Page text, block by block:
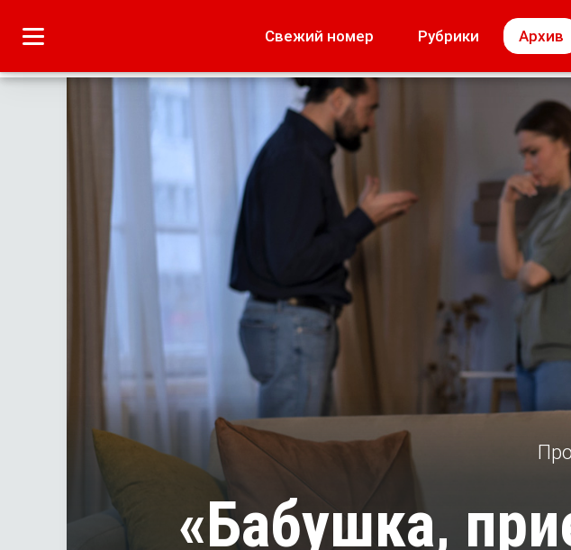
Свежий номер Рубрики Архив
Лето наших читателей
МОЁ! Плюс
«Бабушка,